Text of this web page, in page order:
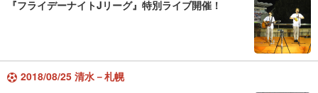
『フライデーナイトJリーグ』特別ライブ開催！
2018/08/25 清水－札幌